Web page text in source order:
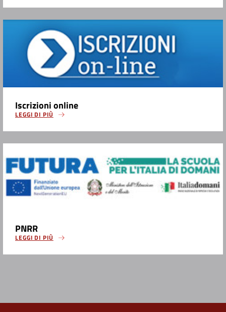
Iscrizioni online
LEGGI DI PIÙ
PNRR
LEGGI DI PIÙ